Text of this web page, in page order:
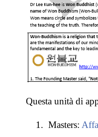
Questa unità di
Masters: